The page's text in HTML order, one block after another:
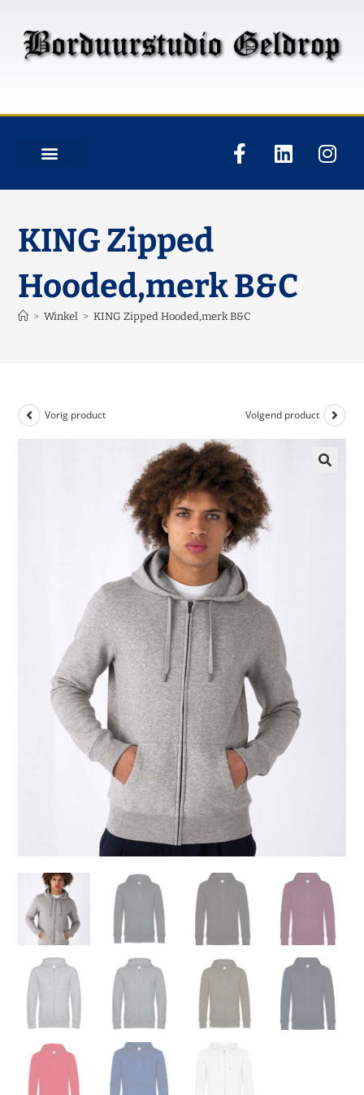
KING Zipped
Hooded,merk B&C
> Winkel > KING Zipped Hooded,merk B&C
Vorig product Volgend product